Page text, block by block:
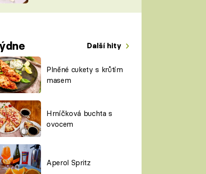
Další hity
Plněné cukety s krůtím
masem
Hrníčková buchta s
ovocem
Aperol Spritz